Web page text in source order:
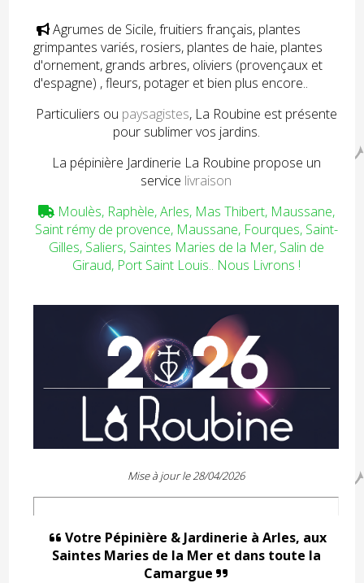
 Agrumes de Sicile, fruitiers français, plantes
grimpantes variés, rosiers, plantes de haie, plantes
d'ornement, grands arbres, oliviers (provençaux et
d'espagne) , fleurs, potager et bien plus encore..
Particuliers ou paysagistes, La Roubine est présente
pour sublimer vos jardins.
La pépinière Jardinerie La Roubine propose un
service livraison
Moulès, Raphèle, Arles, Mas Thibert, Maussane,
Saint rémy de provence, Maussane, Fourques, Saint-
Gilles, Saliers, Saintes Maries de la Mer, Salin de
Giraud, Port Saint Louis.. Nous Livrons !
Mise à jour le 28/04/2026
 Votre Pépinière & Jardinerie à Arles, aux
Saintes Maries de la Mer et dans toute la
Camargue 